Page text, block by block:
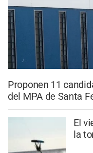
Proponen 11
del MPA de Santa
El
la